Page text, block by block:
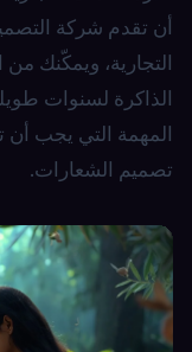
أن تقدم شركة
التجارية، ويمكّنك
الذاكرة لسنوات
المهمة التي يجب أن
تصميم الشعارات.